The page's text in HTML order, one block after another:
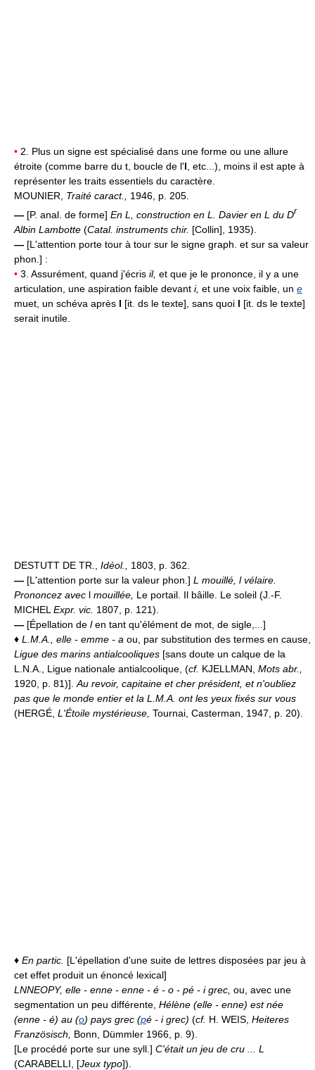
• 2. Plus un signe est spécialisé dans une forme ou une allure
étroite (comme barre du t, boucle de l'l , etc...), moins il est apte à
représenter les traits essentiels du caractère.
MOUNIER, Traité caract., 1946, p. 205.
— [P. anal. de forme] En L, construction en L. Davier en L du Dr
Albin Lambotte (Catal. instruments chir. [Collin], 1935).
— [L'attention porte tour à tour sur le signe graph. et sur sa valeur
phon.] :
• 3. Assurément, quand j'écris il, et que je le prononce, il y a une
articulation, une aspiration faible devant i, et une voix faible, un e
muet, un schéva après l [it. ds le texte], sans quoi l [it. ds le texte]
serait inutile.
DESTUTT DE TR., Idéol., 1803, p. 362.
— [L'attention porte sur la valeur phon.] L mouillé, l vélaire.
Prononcez avec l mouillée, Le portail. Il bâille. Le soleil (J.-F.
MICHEL Expr. vic. 1807, p. 121).
— [Épellation de len tant qu'élément de mot, de sigle,...]
♦ L.M.A., elle - emme - a ou, par substitution des termes en cause,
Ligue des marins antialcooliques [sans doute un calque de la
L.N.A., Ligue nationale antialcoolique, (cf. KJELLMAN, Mots abr.,
1920, p. 81)]. Au revoir, capitaine et cher président, et n'oubliez
pas que le monde entier et la L.M.A. ont les yeux fixés sur vous
(HERGÉ, L'Étoile mystérieuse, Tournai, Casterman, 1947, p. 20).
♦ En partic. [L'épellation d'une suite de lettres disposées par jeu à
cet effet produit un énoncé lexical]
LNNEOPY, elle - enne - enne - é - o - pé - i grec, ou, avec une
segmentation un peu différente, Hélène (elle - enne) est née
(enne - é) au (o) pays grec (pé - i grec) (cf. H. WEIS, Heiteres
Französisch, Bonn, Dümmler 1966, p. 9).
[Le procédé porte sur une syll.] C'était un jeu de cru ... L
(CARABELLI, [Jeux typo]).